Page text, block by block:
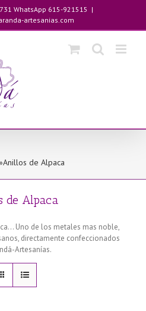
WhatsApp 615-921515 |
artesanias.com
Anillos de Alpaca
de Alpaca
Uno de los metales mas noble,
directamente confeccionados
Artesanías.